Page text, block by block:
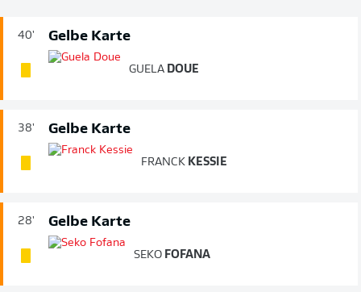
40' Gelbe Karte
GUELA DOUE
38' Gelbe Karte
FRANCK KESSIE
28' Gelbe Karte
SEKO FOFANA